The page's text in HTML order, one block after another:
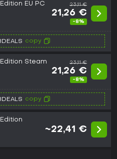
EU PC
23,11 €
21,26 €
-8%
copy
Steam
23,11 €
21,26 €
-8%
copy
~22,41 €